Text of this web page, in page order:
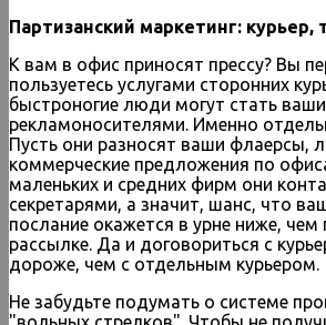
Партизанский маркетинг: курьер,
К вам в офис приносят прессу? Вы
пользуетесь услугами сторонних
быстроногие люди могут стать
рекламоносителями. Именно
Пусть они разносят ваши флаерсы,
коммерческие предложения по
маленьких и средних фирм они
секретарями, а значит, шанс, что
послание окажется в урне ниже,
рассылке. Да и договориться с
дороже, чем с отдельным курьером.
Не забудьте подумать о системе